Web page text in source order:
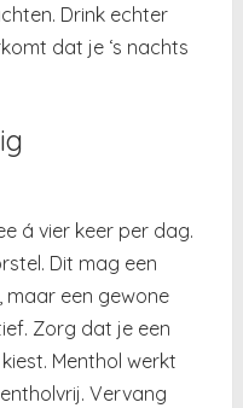
Drink echter
dat je ‘s nachts
á vier keer per dag.
Dit mag een
maar een gewone
Zorg dat je een
Menthol werkt
Vervang